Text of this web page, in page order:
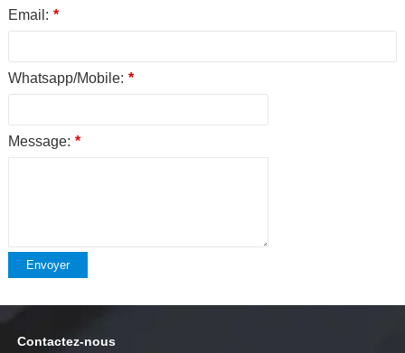
Email: *
Whatsapp/Mobile: *
Message: *
Envoyer
Contactez-nous